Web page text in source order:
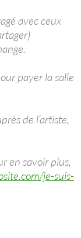
avec ceux
payer la salle
de l’artiste,
en savoir plus,
je-suis-